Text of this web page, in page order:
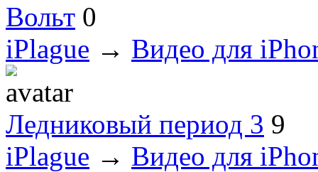
Вольт 0
iPlague → Видео для
Ледниковый период 3 9
iPlague → Видео для